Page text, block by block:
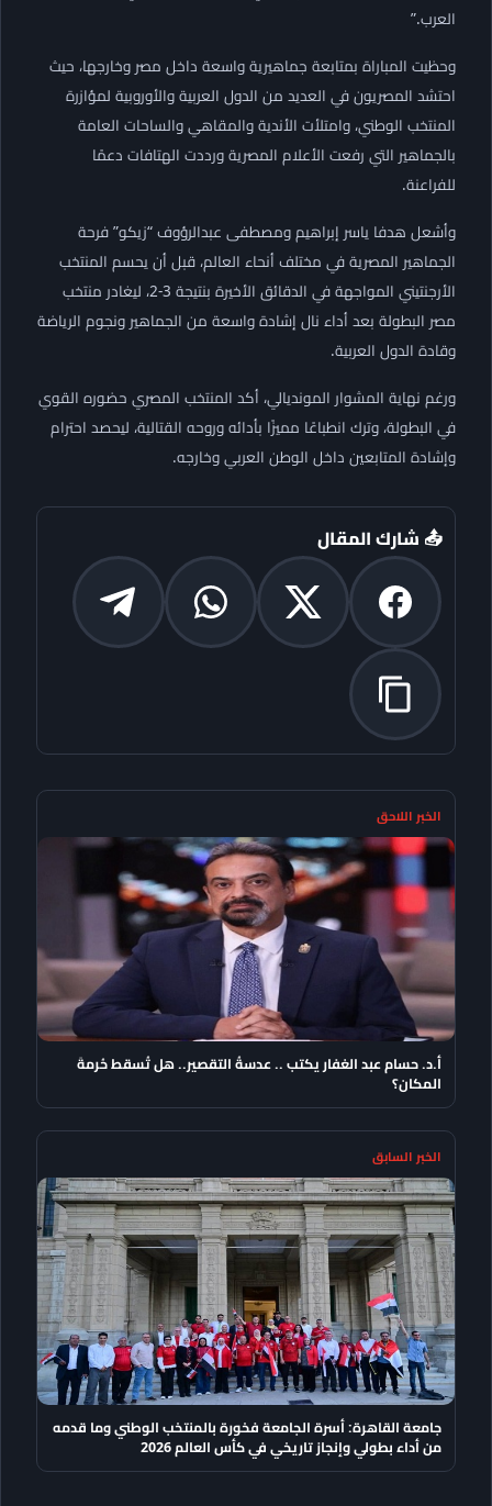
العرب.”
وحظيت المباراة بمتابعة جماهيرية واسعة داخل مصر وخارجها، حيث
احتشد المصريون في العديد من الدول العربية والأوروبية لمؤازرة
المنتخب الوطني، وامتلأت الأندية والمقاهي والساحات العامة
بالجماهير التي رفعت الأعلام المصرية ورددت الهتافات دعمًا
للفراعنة.
وأشعل هدفا ياسر إبراهيم ومصطفى عبدالرؤوف “زيكو” فرحة
الجماهير المصرية في مختلف أنحاء العالم، قبل أن يحسم المنتخب
الأرجنتيني المواجهة في الدقائق الأخيرة بنتيجة 3-2، ليغادر منتخب
مصر البطولة بعد أداء نال إشادة واسعة من الجماهير ونجوم الرياضة
وقادة الدول العربية.
ورغم نهاية المشوار المونديالي، أكد المنتخب المصري حضوره القوي
في البطولة، وترك انطباعًا مميزًا بأدائه وروحه القتالية، ليحصد احترام
وإشادة المتابعين داخل الوطن العربي وخارجه.
📤 شارك المقال
الخبر اللاحق
أ.د. حسام عبد الغفار يكتب .. عدسةُ التقصير.. هل تُسقط حُرمةَ
المكان؟
الخبر السابق
جامعة القاهرة: أسرة الجامعة فخورة بالمنتخب الوطني وما قدمه
من أداء بطولي وإنجاز تاريخي في كأس العالم 2026